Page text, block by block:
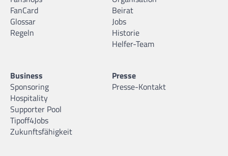
FanCard
Glossar
Regeln
Beirat
Jobs
Historie
Helfer-Team
Business
Sponsoring
Hospitality
Supporter Pool
Tipoff4Jobs
Zukunftsfähigkeit
Presse
Presse-Kontakt